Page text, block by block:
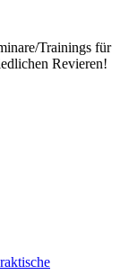
Trainings für
Revieren!